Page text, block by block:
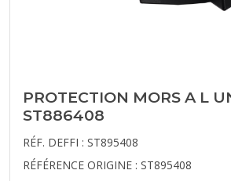
PROTECTION MORS A L
ST886408
RÉF. DEFFI : ST895408
RÉFÉRENCE ORIGINE : ST895408